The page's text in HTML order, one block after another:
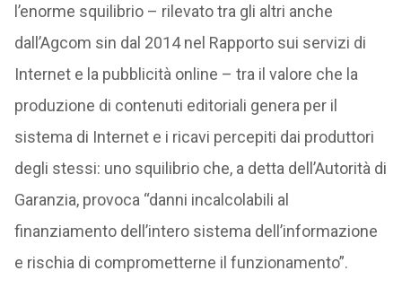
l’enorme squilibrio – rilevato tra gli altri anche
dall’Agcom sin dal 2014 nel Rapporto sui servizi di
Internet e la pubblicità online – tra il valore che la
produzione di contenuti editoriali genera per il
sistema di Internet e i ricavi percepiti dai produttori
degli stessi: uno squilibrio che, a detta dell’Autorità di
Garanzia, provoca “danni incalcolabili al
finanziamento dell’intero sistema dell’informazione
e rischia di comprometterne il funzionamento”.